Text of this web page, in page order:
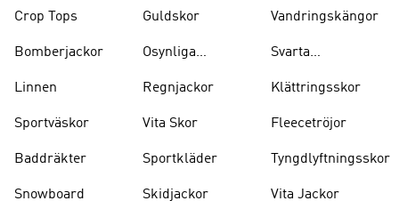
Crop Tops
Bomberjackor
Linnen
Sportväskor
Baddräkter
Snowboard
Guldskor
Osynliga
Regnjackor
Vita Skor
Sportkläder
Skidjackor
Vandringskängor
Svarta
Klättringsskor
Fleecetröjor
Tyngdlyftningsskor
Vita Jackor